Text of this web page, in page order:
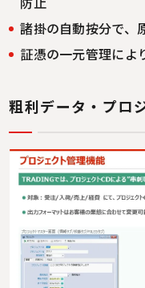
諸掛の自動按分で、
証憑の一元管理によ
粗利データ・プロ